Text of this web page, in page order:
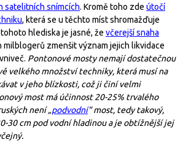
satelitních snímcích. Kromě toho zde útočí
, která se u těchto míst shromažďuje
tohoto hlediska je jasné, že včerejší snaha
zmenšit význam jejich likvidace
Pontonové mosty nemají dostatečnou
velkého množství techniky, která musí na
v jeho blízkosti, což ji činí velmi
most má účinnost 20-25% trvalého
není „podvodní“ most, tedy takový,
30 cm pod vodní hladinou a je obtížnější jej